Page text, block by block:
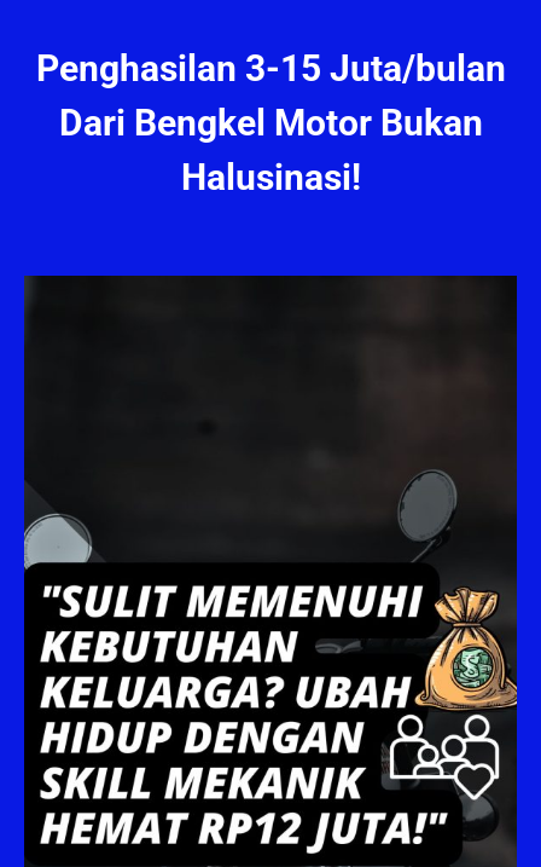
Penghasilan 3-15 Juta/bulan
Dari Bengkel Motor Bukan
Halusinasi!